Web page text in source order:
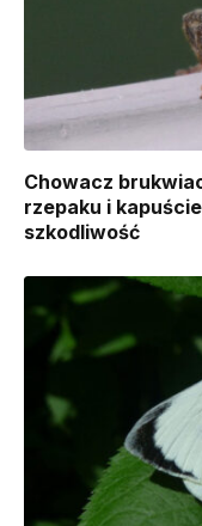
Chowacz
rzepaku i
szkodliwość